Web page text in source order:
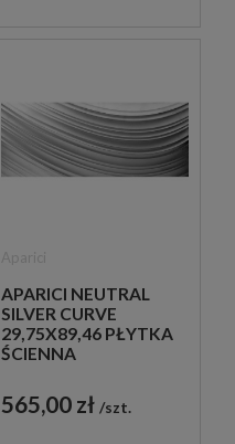
APARICI NEUTRAL
SILVER CURVE
29,75X89,46 PŁYTKA
ŚCIENNA
565,00 zł szt.